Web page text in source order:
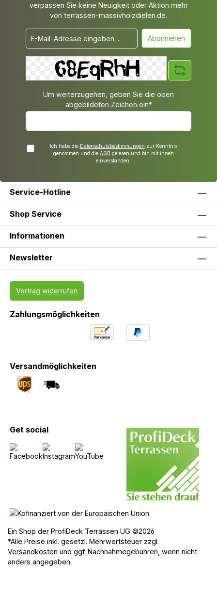
verpassen Sie keine Neuigkeit oder Aktion mehr
von terrassen-massivholzdielen.de.
Abonnieren
Um weiterzugehen, geben Sie die oben
abgebildeten Zeichen ein*
Ich habe die Datenschutzbestimmungen zur Kenntnis
genommen und die AGB gelesen und bin mit ihnen
einverstanden.
Service-Hotline
Shop Service
Informationen
Newsletter
Vertrag widerrufen
Zahlungsmöglichkeiten
Versandmöglichkeiten
Get social
Ein Shop der ProfiDeck Terrassen UG ©2026
*Alle Preise inkl. gesetzl. Mehrwertsteuer zzgl.
Versandkosten und ggf. Nachnahmegebühren, wenn nicht
anders angegeben.